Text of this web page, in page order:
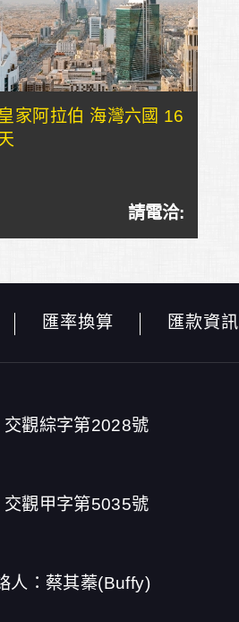
皇家阿拉伯 海灣六國 16
請電洽:
匯率換算 匯款資訊
交觀綜字第2028號
交觀甲字第5035號
人：蔡其蓁(Buffy)